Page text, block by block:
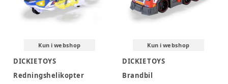
Kun i webshop
DICKIE TOYS
Redningshelikopter
Kun i webshop
DICKIE TOYS
Brandbil